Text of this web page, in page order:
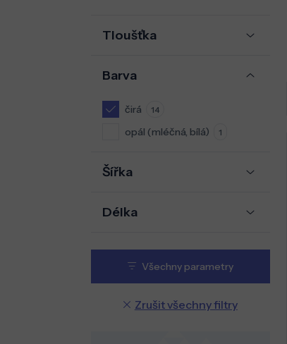
Tloušťka
Barva
čirá 14
opál (mléčná, bílá) 1
Šířka
Délka
Všechny parametry
Zrušit všechny filtry